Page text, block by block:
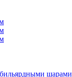
бильярдными шарами